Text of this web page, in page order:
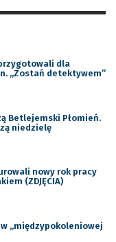
dla
„Zostań detektywem”
Betlejemski Płomień.
niedzielę
nowy rok pracy
(ZDJĘCIA)
„międzypokoleniowej